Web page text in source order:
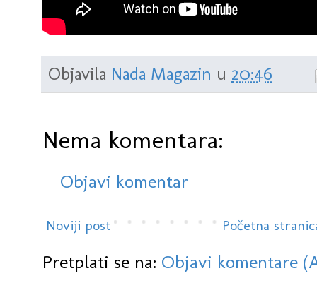
Objavila Nada Magazin u 20:46
Nema komentara:
Objavi komentar
Noviji post Početna
Pretplati se na: Objavi komentare